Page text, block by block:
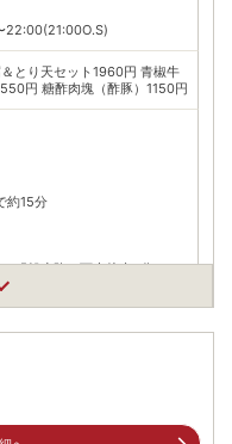
22:00(21:00O.S)
とり天セット1960円 青椒牛
円 糖酢肉塊（酢豚）1150円
約15分
「船小路」下車徒歩5分
入口」下車徒歩8分
内容はご利用前にご自身でお